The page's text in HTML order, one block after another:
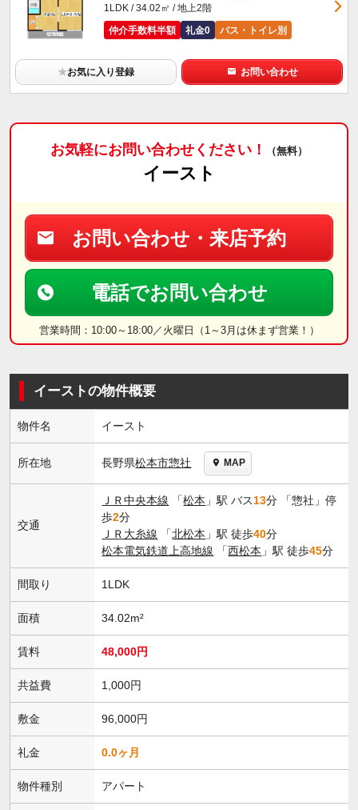
1LDK / 34.02㎡ / 地上2階
仲介手数料半額
礼金0 バス・トイレ別
★お気に入り登録 お問い合わせ
お気軽にお問い合わせください！ （無料）
イースト
お問い合わせ・来店予約
電話でお問い合わせ
営業時間：10:00～18:00／火曜日（1～3月は休まず営業！）
イーストの物件概要
物件名 イースト
所在地 長野県松本市惣社 MAP
交通
ＪＲ中央本線 「松本 」駅 バス13分 「惣社」停
歩2分
ＪＲ大糸線 「北松本 」駅 徒歩40分
松本電気鉄道上高地線 「西松本 」駅 徒歩45分
間取り 1LDK
面積 34.02m²
賃料 48,000円
共益費 1,000円
敷金 96,000円
礼金 0.0ヶ月
物件種別 アパート